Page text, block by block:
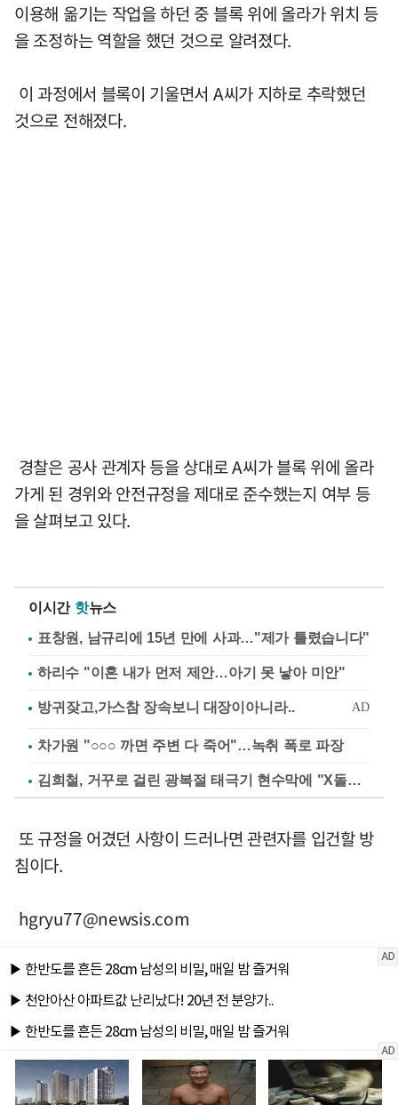
이용해 옮기는 작업을 하던 중 블록 위에 올라가 위치 등
을 조정하는 역할을 했던 것으로 알려졌다.
이 과정에서 블록이 기울면서 A씨가 지하로 추락했던
것으로 전해졌다.
경찰은 공사 관계자 등을 상대로 A씨가 블록 위에 올라
가게 된 경위와 안전규정을 제대로 준수했는지 여부 등
을 살펴보고 있다.
이시간 핫뉴스
표창원, 남규리에 15년 만에 사과…"제가 틀렸습니다"
하리수 "이혼 내가 먼저 제안…아기 못 낳아 미안"
차가원 "○○○ 까면 주변 다 죽어"…녹취 폭로 파장
김희철, 거꾸로 걸린 광복절 태극기 현수막에 "X돌았네"
또 규정을 어겼던 사항이 드러나면 관련자를 입건할 방
침이다.
hgryu77@newsis.com